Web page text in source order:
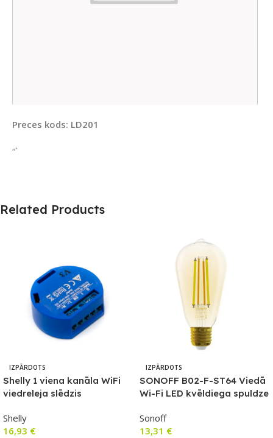
Preces kods: LD201
“`
Related Products
IZPĀRDOTS
Shelly 1 viena kanāla WiFi
viedreleja slēdzis
Shelly
16,93 €
IZPĀRDOTS
SONOFF B02-F-ST64 Viedā
Wi-Fi LED kvēldiega spuldze
Sonoff
13,31 €